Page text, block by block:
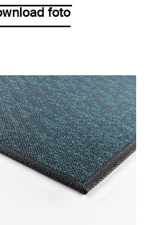
foto